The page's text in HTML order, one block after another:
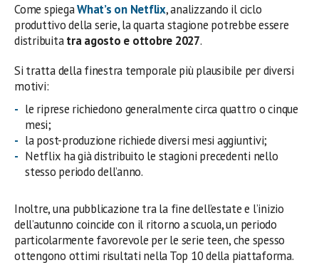
Come spiegaWhat’s on Netflix, analizzando il ciclo
produttivo della serie, la quarta stagione potrebbe essere
distribuitatra agosto e ottobre 2027.
Si tratta della finestra temporale più plausibile per diversi
motivi:
le riprese richiedono generalmente circa quattro o cinque
mesi;
la post-produzione richiede diversi mesi aggiuntivi;
Netflix ha già distribuito le stagioni precedenti nello
stesso periodo dell’anno.
Inoltre, una pubblicazione tra la fine dell’estate e l’inizio
dell’autunno coincide con il ritorno a scuola, un periodo
particolarmente favorevole per le serie teen, che spesso
ottengono ottimi risultati nella Top 10 della piattaforma.